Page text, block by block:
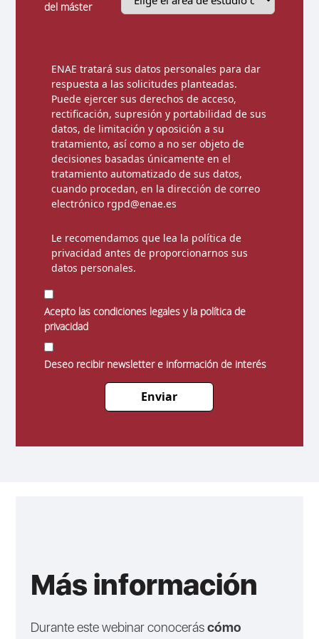
del máster
ENAE tratará sus datos personales para dar
respuesta a las solicitudes planteadas.
Puede ejercer sus derechos de acceso,
rectificación, supresión y portabilidad de sus
datos, de limitación y oposición a su
tratamiento, así como a no ser objeto de
decisiones basadas únicamente en el
tratamiento automatizado de sus datos,
cuando procedan, en la dirección de correo
electrónico rgpd@enae.es
Le recomendamos que lea la política de
privacidad antes de proporcionarnos sus
datos personales.
Acepto las condiciones legales y la política de
privacidad
Deseo recibir newsletter e información de interés
Enviar
Más información
Durante este webinar conoceráscómo